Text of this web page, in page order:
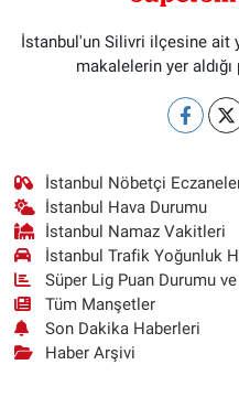
İstanbul'un Silivri ilçesine ait
makalelerin yer
İstanbul Nöbetçi
İstanbul Hava Durumu
İstanbul Namaz Vakitleri
İstanbul Trafik Yoğunluk
Süper Lig Puan Durumu
Tüm Manşetler
Son Dakika Haberleri
Haber Arşivi